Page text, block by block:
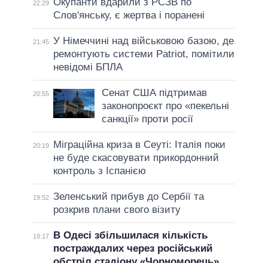
22:29
Слов'янську, є жертва і поранені
21:45 У Німеччині над військовою базою, де
ремонтують системи Patriot, помітили
невідомі БПЛА
20:55
Сенат США підтримав
законопроєкт про «пекельні
санкції» проти росії
20:19
Міграційна криза в Сеуті: Італія поки
не буде скасовувати прикордонний
контроль з Іспанією
19:52 Зеленський прибув до Сербії та
розкрив плани свого візиту
19:17
В Одесі збільшилася кількість
постраждалих через російський